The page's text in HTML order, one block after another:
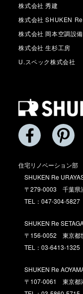
住宅リノベーション部
SHUKEN Re
〒279-0003 千葉県
TEL：047-304-
SHUKEN Re
〒156-0052 東京都
TEL：03-6413-
SHUKEN Re
〒107-0061 東京都
株式会社 秀建
株式会社 SHUKEN
株式会社 岡本空調設備
株式会社 生杉工房
U.スペック株式会社